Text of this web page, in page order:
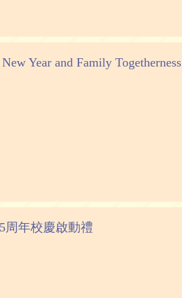
Year and Family Togetherness
周年校慶啟動禮